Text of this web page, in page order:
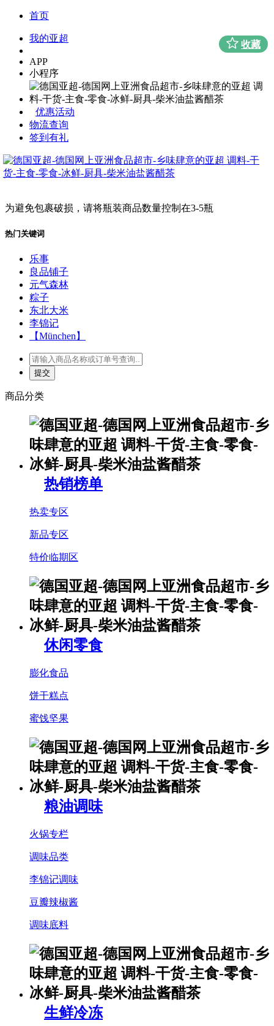
首页
我的亚超
APP
小程序
优惠活动
物流查询
签到有礼
为避免包裹破损，请将瓶装商品数量控制在3-5瓶
热门关键词
乐事
良品铺子
元气森林
粽子
东北大米
李锦记
【München】
商品分类
热销榜单
热卖专区
新品专区
特价临期区
休闲零食
膨化食品
饼干糕点
蜜饯坚果
粮油调味
火锅专栏
调味品类
李锦记调味
豆瓣辣椒酱
调味底料
生鲜冷冻
收藏